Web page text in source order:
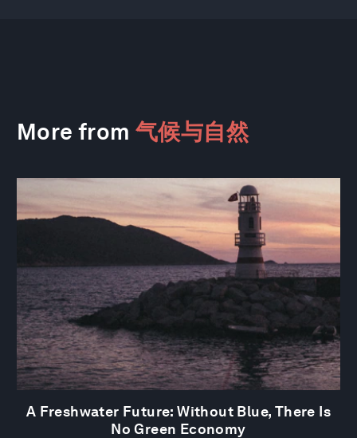
More from 气候与自然
A Freshwater Future: Without Blue, There Is
No Green Economy